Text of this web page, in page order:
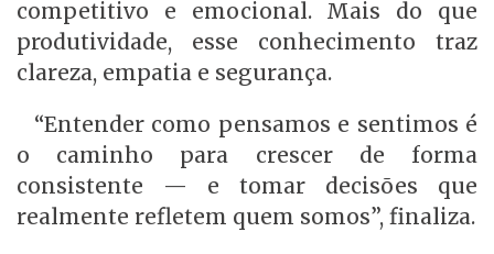
competitivo e emocional. Mais do que
produtividade, esse conhecimento traz
clareza, empatia e segurança.
“Entender como pensamos e sentimos é
o caminho para crescer de forma
consistente — e tomar decisões que
realmente refletem quem somos”, finaliza.